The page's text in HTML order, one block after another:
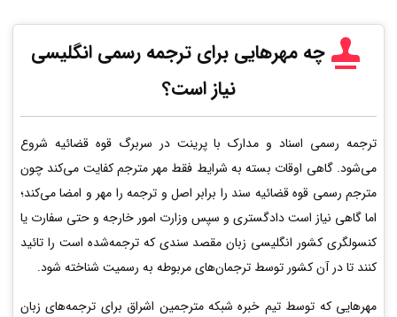
چه مهرهایی برای ترجمه رسمی انگلیسی
نیاز است؟
ترجمه رسمی اسناد و مدارک با پرینت در سربرگ قوه قضائیه شروع
می‌شود. گاهی اوقات بسته به شرایط فقط مهر مترجم کفایت می‌کند چون
مترجم رسمی قوه قضائیه سند را برابر اصل و ترجمه را مهر و امضا می‌کند؛
اما گاهی نیاز است دادگستری و سپس وزارت امور خارجه و حتی سفارت یا
کنسولگری کشور انگلیسی زبان مقصد سندی که ترجمه‌شده است را تائید
کنند تا در آن کشور توسط ترجمان‌های مربوطه به رسمیت شناخته شود.
مهرهایی که توسط تیم خبره شبکه مترجمین اشراق برای ترجمه‌های زبان